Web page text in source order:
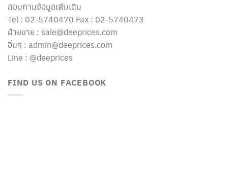
สอบถามข้อมูลเพิ่มเติม
Tel : 02-5740470 Fax : 02-5740473
ฝ่ายขาย : sale@deeprices.com
อื่นๆ : admin@deeprices.com
Line : @deeprices
FIND US ON FACEBOOK